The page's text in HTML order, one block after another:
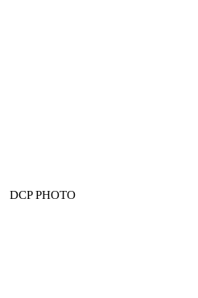
DCP PHOTO